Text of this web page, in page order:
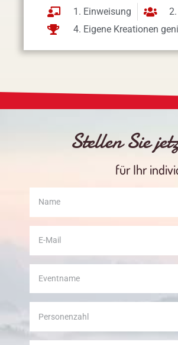
1. Einweisung
4. Eigene Kreationen
Stellen Sie
für Ihr